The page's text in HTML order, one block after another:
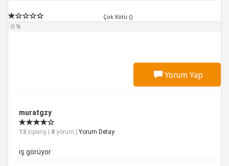
Çok Kötü ()
0 %
Yorum Yap
muratgzy
13 sipariş | 8 yorum | Yorum Detay
iş görüyor